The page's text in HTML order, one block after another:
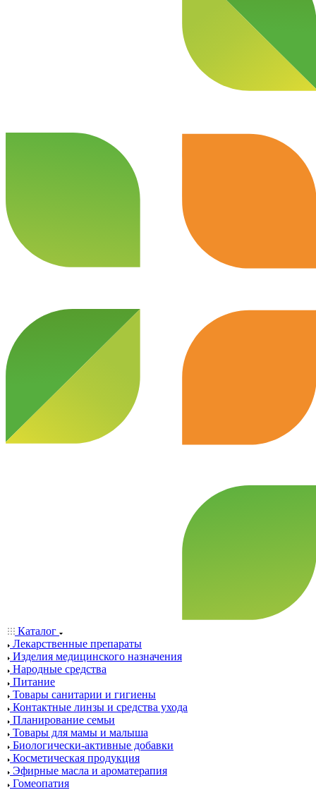
Каталог
Лекарственные препараты
Изделия медицинского назначения
Народные средства
Питание
Товары санитарии и гигиены
Контактные линзы и средства ухода
Планирование семьи
Товары для мамы и малыша
Биологически-активные добавки
Косметическая продукция
Эфирные масла и ароматерапия
Гомеопатия